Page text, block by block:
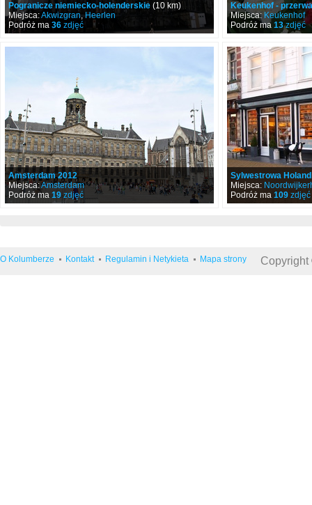
Pogranicze niemiecko-holenderskie (10 km)
Miejsca:Akwizgran, Heerlen
Podróż ma 36 zdjęć
Keukenhof -
Miejsca: Keukenhof
Podróż ma 13zdjęć
Amsterdam 2012
Miejsca:Amsterdam
Podróż ma 19 zdjęć
Sylwestrowa
Miejsca:
Podróż ma 109 zdjęć
O Kolumberze Kontakt Regulamin i Netykieta Mapa strony